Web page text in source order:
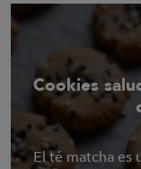
Cookies
El té matcha es